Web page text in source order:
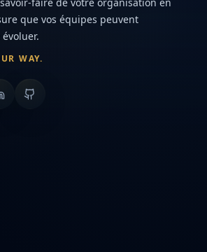
que vos équipes peuvent
WAY.